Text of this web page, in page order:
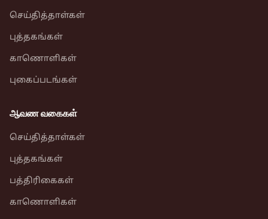
செய்தித்தாள்கள்
புத்தகங்கள்
காணொளிகள்
புகைப்படங்கள்
ஆவண வகைகள்
செய்தித்தாள்கள்
புத்தகங்கள்
பத்திரிகைகள்
காணொளிகள்